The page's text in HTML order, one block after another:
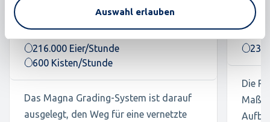
Auswahl erlauben
216.000 Eier/Stunde
600 Kisten/Stunde
Das Magna Grading-System ist darauf
ausgelegt, den Weg für eine vernetzte
Die